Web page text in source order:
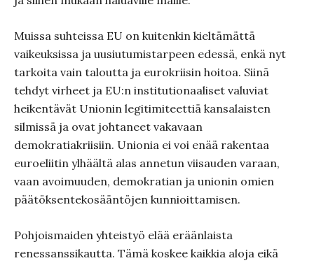
Muissa suhteissa EU on kuitenkin kieltämättä
vaikeuksissa ja uusiutumistarpeen edessä, enkä nyt
tarkoita vain taloutta ja eurokriisin hoitoa. Siinä
tehdyt virheet ja EU:n institutionaaliset valuviat
heikentävät Unionin legitimiteettiä kansalaisten
silmissä ja ovat johtaneet vakavaan
demokratiakriisiin. Unionia ei voi enää rakentaa
euroeliitin ylhäältä alas annetun viisauden varaan,
vaan avoimuuden, demokratian ja unionin omien
päätöksentekosääntöjen kunnioittamisen.
Pohjoismaiden yhteistyö elää eräänlaista
renessanssikautta. Tämä koskee kaikkia aloja eikä